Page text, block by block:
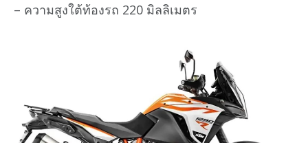
– ความสูงใต้ท้องรถ 220 มิลลิเมตร